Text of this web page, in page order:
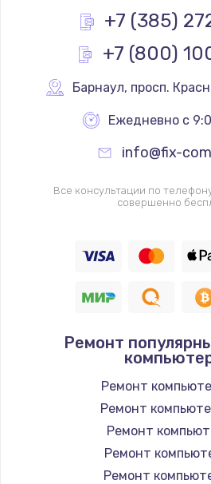
Заказать
350 руб.
Заказать
Настройка
Заказать
Прошивка устройства (с
3300 руб.
Заказать
Прошивка устройства (без
550 руб.
Заказать
Заказать
+7 (385)
+7 (800)
Барнаул, просп.
Ежедневно с
info@fix-
Все консультации по
совершенно
Ремонт
Ремонт
Ремонт
Ремонт
Ремонт
Ремонт